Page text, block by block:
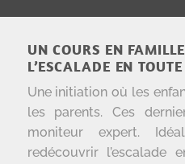
UN COURS EN
L’ESCALADE EN
Une initiation où les
les parents. Ces
moniteur expert.
redécouvrir